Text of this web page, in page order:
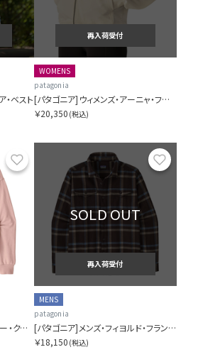
・ベスト
再入荷受付
WOMENS
patagonia
[パタゴニア]ウィメンズ・アーニャ・フルジップ・フーディ
￥20,350 (税込)
お気に入り
[パタゴニア]ウィメンズ・デイリー・クルー
SOLD OUT
再入荷受付
MENS
patagonia
[パタゴニア]メンズ・フィヨルド・フランネル・シャツ
￥18,150 (税込)